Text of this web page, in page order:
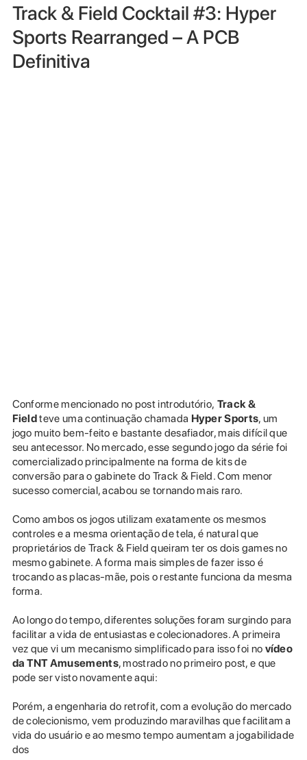
Track & Field Cocktail #3: Hyper
Sports Rearranged – A PCB
Definitiva
Conforme mencionado no post introdutório, Track &
Fieldteve uma continuação chamada Hyper Sports, um
jogo muito bem-feito e bastante desafiador, mais difícil que
seu antecessor. No mercado, esse segundo jogo da série foi
comercializado principalmente na forma de kits de
conversão para o gabinete do Track & Field. Com menor
sucesso comercial, acabou se tornando mais raro.
Como ambos os jogos utilizam exatamente os mesmos
controles e a mesma orientação de tela, é natural que
proprietários de Track & Field queiram ter os dois games no
mesmo gabinete. A forma mais simples de fazer isso é
trocando as placas-mãe, pois o restante funciona da mesma
forma.
Ao longo do tempo, diferentes soluções foram surgindo para
facilitar a vida de entusiastas e colecionadores. A primeira
vez que vi um mecanismo simplificado para isso foi no vídeo
da TNT Amusements, mostrado no primeiro post, e que
pode ser visto novamente aqui:
Porém, a engenharia do retrofit, com a evolução do mercado
de colecionismo, vem produzindo maravilhas que facilitam a
vida do usuário e ao mesmo tempo aumentam a jogabilidade
dos